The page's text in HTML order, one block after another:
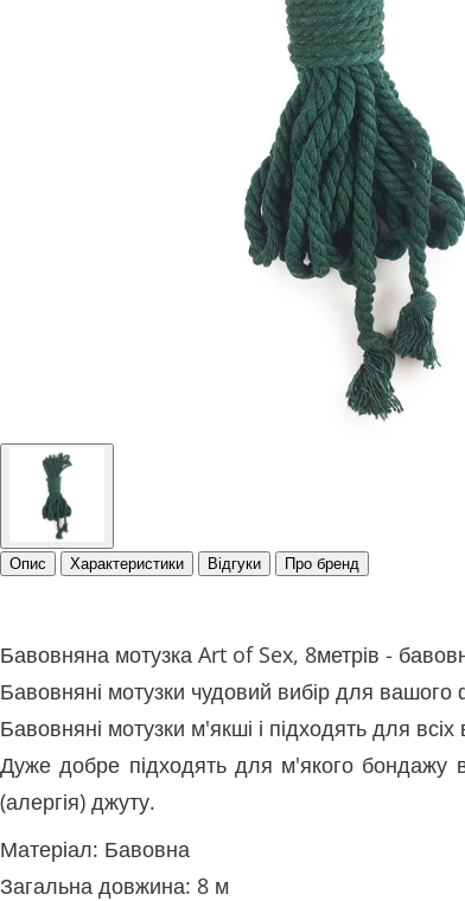
Опис Характеристики Відгуки Про бренд
Бавовняна мотузка Art of Sex, 8метрів -
Бавовняні мотузки чудовий вибір для вашого
Бавовняні мотузки м'якші і підходять для
Дуже добре підходять для м'якого бондажу
(алергія) джуту.
Матеріал: Бавовна
Загальна довжина: 8 м